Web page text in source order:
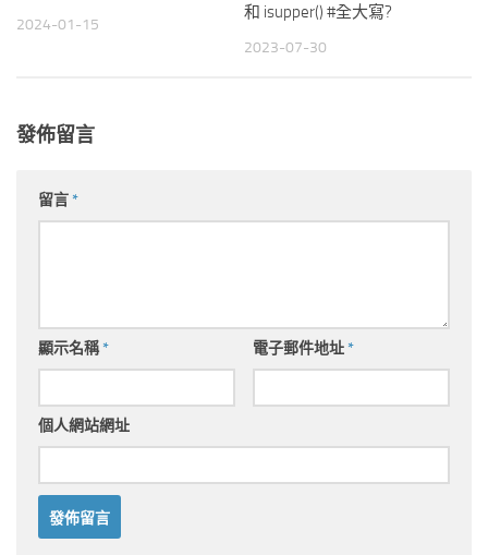
2024-01-15
和 isupper() #全大寫?
2023-07-30
發佈留言
留言*
顯示名稱* 電子郵件地址*
個人網站網址